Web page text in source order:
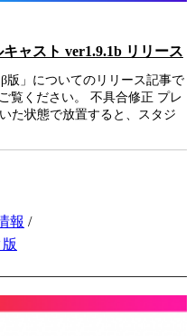
ャスト ver1.9.1b リリース
版」についてのリリース記事で
覧ください。 不具合修正 プレ
た状態で放置すると、スタジ
報 /